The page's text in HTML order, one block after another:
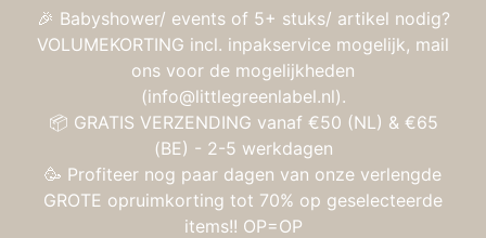
🎉 Babyshower/ events of 5+ stuks/ artikel nodig?
VOLUMEKORTING incl. inpakservice mogelijk, mail
ons voor de mogelijkheden
(info@littlegreenlabel.nl).
📦 GRATIS VERZENDING vanaf €50 (NL) & €65
(BE) - 2-5 werkdagen
🥳 Profiteer nog paar dagen van onze verlengde
GROTE opruimkorting tot 70% op geselecteerde
items!! OP=OP